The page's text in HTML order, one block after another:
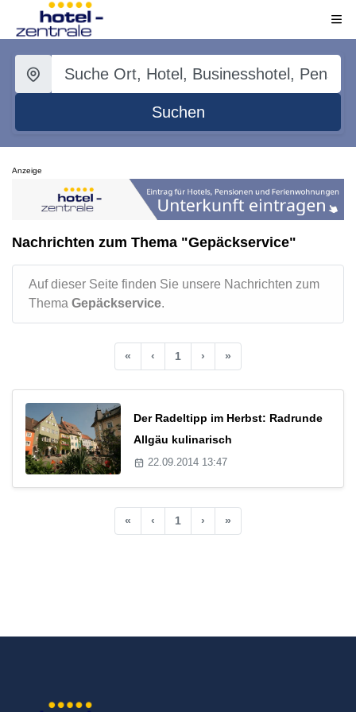
Suchen
Anzeige
Nachrichten zum Thema "Gepäckservice"
Auf dieser Seite finden Sie unsere Nachrichten zum
Thema Gepäckservice.
« ‹ 1 › »
Der Radeltipp im Herbst: Radrunde
Allgäu kulinarisch
22.09.2014 13:47
« ‹ 1 › »